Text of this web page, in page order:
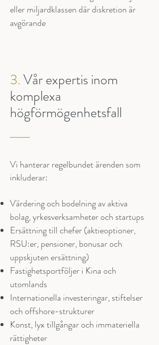
eller miljardklassen där diskretion är
avgörande
3.Vår expertis inom
komplexa
högförmögenhetsfall
Vi hanterar regelbundet ärenden som
inkluderar:
Värdering och bodelning av aktiva
bolag, yrkesverksamheter och startups
Ersättning till chefer (aktieoptioner,
RSU:er, pensioner, bonusar och
uppskjuten ersättning)
Fastighetsportföljer i Kina och
utomlands
Internationella investeringar, stiftelser
och offshore-strukturer
Konst, lyx tillgångar och immateriella
rättigheter